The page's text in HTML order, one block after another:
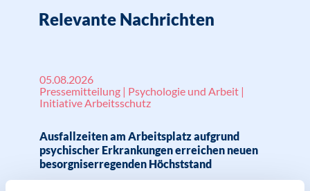
Relevante Nachrichten
05.08.2026
Pressemitteilung | Psychologie und Arbeit |
Initiative Arbeitsschutz
Ausfallzeiten am Arbeitsplatz aufgrund
psychischer Erkrankungen erreichen neuen
besorgniserregenden Höchststand